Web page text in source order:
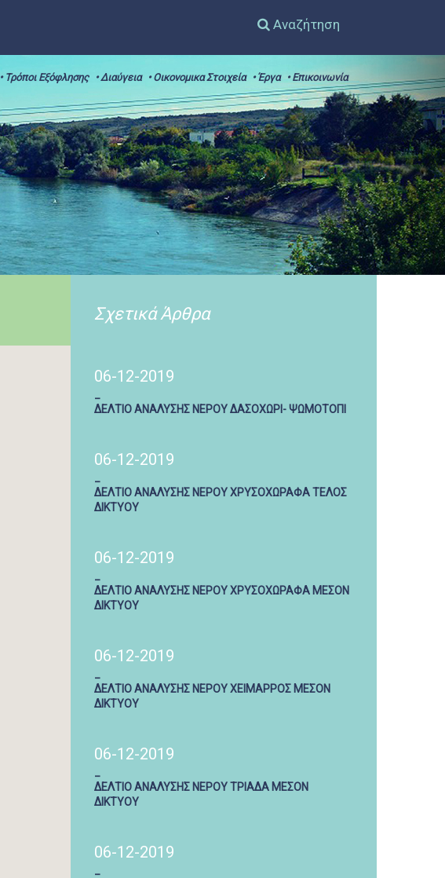
Αναζήτηση
• Τρόποι Εξόφλησης • Διαύγεια • Οικονομικα Στοιχεία • Έργα • Επικοινωνία
Σχετικά Άρθρα
06-12-2019
ΔΕΛΤΙΟ ΑΝΑΛΥΣΗΣ ΝΕΡΟΥ ΔΑΣΟΧΩΡΙ- ΨΩΜΟΤΟΠΙ
06-12-2019
ΔΕΛΤΙΟ ΑΝΑΛΥΣΗΣ ΝΕΡΟΥ ΧΡΥΣΟΧΩΡΑΦΑ ΤΕΛΟΣ
ΔΙΚΤΥΟΥ
06-12-2019
ΔΕΛΤΙΟ ΑΝΑΛΥΣΗΣ ΝΕΡΟΥ ΧΡΥΣΟΧΩΡΑΦΑ ΜΕΣΟΝ
ΔΙΚΤΥΟΥ
06-12-2019
ΔΕΛΤΙΟ ΑΝΑΛΥΣΗΣ ΝΕΡΟΥ ΧΕΙΜΑΡΡΟΣ ΜΕΣΟΝ
ΔΙΚΤΥΟΥ
06-12-2019
ΔΕΛΤΙΟ ΑΝΑΛΥΣΗΣ ΝΕΡΟΥ ΤΡΙΑΔΑ ΜΕΣΟΝ
ΔΙΚΤΥΟΥ
06-12-2019